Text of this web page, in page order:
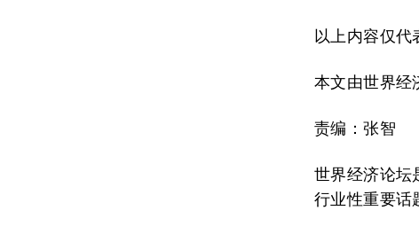
以上内容仅代
本文由世界经
责编：张智
世界经济论坛
行业性重要话